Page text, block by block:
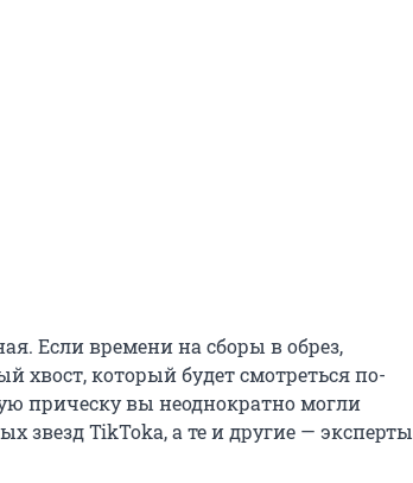
Если времени на сборы в обрез,
хвост, который будет смотреться по-
прическу вы неоднократно могли
звезд TikToka, а те и другие — эксперты